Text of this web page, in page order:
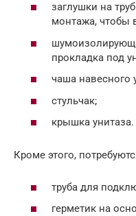
заглушки на
монтажа, чтобы
прокладка под
чаша навесного
стульчак;
крышка унитаза.
Кроме этого,
труба для
герметик на